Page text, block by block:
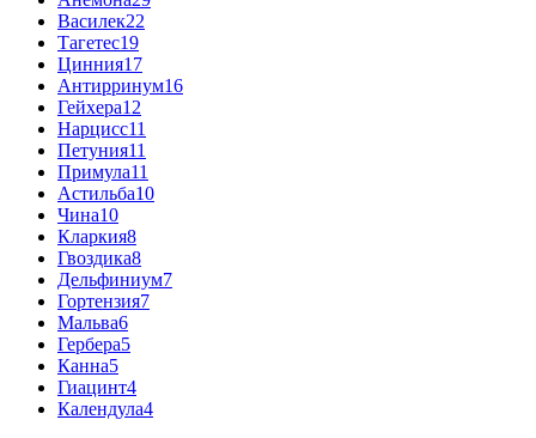
Василек22
Тагетес19
Цинния17
Антирринум16
Гейхера12
Нарцисс11
Петуния11
Примула11
Астильба10
Чина10
Кларкия8
Гвоздика8
Дельфиниум7
Гортензия7
Мальва6
Гербера5
Канна5
Гиацинт4
Календула4